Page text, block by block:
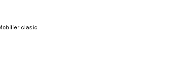
clasic